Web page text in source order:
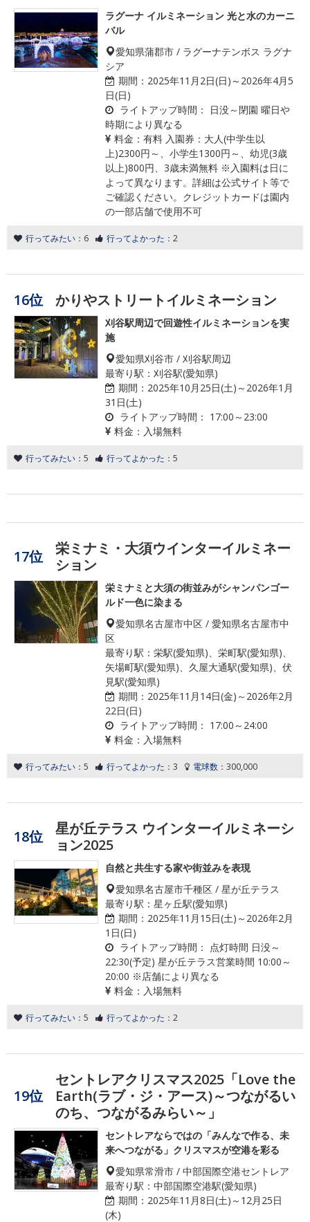
ラグーナ イルミネーション 光と水のカーニ
バル
愛知県蒲郡市 / ラグーナテンボス ラグナ
シア
期間： 2025年11月2日(日)～2026年4月5
日(日)
ライトアップ時間：
日没～閉園 曜日や
時期により異なる
料金： 有料 入園券：大人(中学生以
上)2300円～、小学生1300円～、幼児(3歳
以上)800円、3歳未満無料 ※入園料は日に
よって異なります。詳細は公式サイト等で
ご確認ください。クレジットカードは園内
の一部店舗で使用不可
行ってみたい： 6 行ってよかった： 2
16位 かりやストリートイルミネーション
刈谷駅周辺で回遊性イルミネーションを実
施
愛知県刈谷市 / 刈谷駅周辺
最寄り駅：刈谷駅(愛知県)
期間： 2025年10月25日(土)～2026年1月
31日(土)
ライトアップ時間： 17:00～23:00
料金： 入場無料
行ってみたい： 5 行ってよかった： 5
17位
栄ミナミ・大須ウインターイルミネー
ション
栄ミナミと大須の街並みがシャンパンゴー
ルド一色に染まる
愛知県名古屋市中区 / 愛知県名古屋市中
区
最寄り駅：栄駅(愛知県)、栄町駅(愛知県)、
矢場町駅(愛知県)、久屋大通駅(愛知県)、伏
見駅(愛知県)
期間： 2025年11月14日(金)～2026年2月
22日(日)
ライトアップ時間： 17:00～24:00
料金： 入場無料
行ってみたい： 5 行ってよかった： 3 電球数： 300,000
18位
星が丘テラス ウインターイルミネーシ
ョン2025
自然と共生する家や街並みを表現
愛知県名古屋市千種区 / 星が丘テラス
最寄り駅：星ヶ丘駅(愛知県)
期間： 2025年11月15日(土)～2026年2月
1日(日)
ライトアップ時間： 点灯時間 日没～
22:30(予定) 星が丘テラス営業時間 10:00～
20:00 ※店舗により異なる
料金： 入場無料
行ってみたい： 5 行ってよかった： 2
19位
セントレアクリスマス2025「Love the
Earth(ラブ・ジ・アース)～つながるい
のち、つながるみらい～」
セントレアならではの「みんなで作る、未
来へつながる」クリスマスが空港を彩る
愛知県常滑市 / 中部国際空港セントレア
最寄り駅：中部国際空港駅(愛知県)
期間： 2025年11月8日(土)～12月25日
(木)